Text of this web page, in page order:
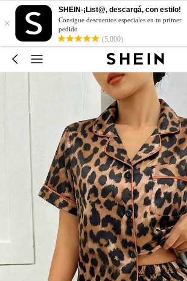
×
SHEIN-¡List@, descargá, con estilo!
Consigue descuentos especiales en tu primer
pedido
(5,000)